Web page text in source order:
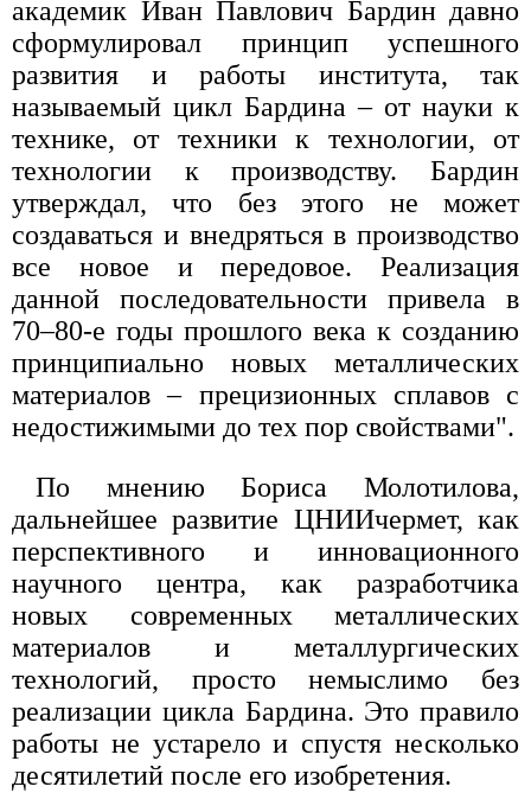
академик Иван Павлович Бардин давно
сформулировал принцип успешного
развития и работы института, так
называемый цикл Бардина – от науки к
технике, от техники к технологии, от
технологии к производству. Бардин
утверждал, что без этого не может
создаваться и внедряться в производство
все новое и передовое. Реализация
данной последовательности привела в
70–80-е годы прошлого века к созданию
принципиально новых металлических
материалов – прецизионных сплавов с
недостижимыми до тех пор свойствами".
По мнению Бориса Молотилова,
дальнейшее развитие ЦНИИчермет, как
перспективного и инновационного
научного центра, как разработчика
новых современных металлических
материалов и металлургических
технологий, просто немыслимо без
реализации цикла Бардина. Это правило
работы не устарело и спустя несколько
десятилетий после его изобретения.